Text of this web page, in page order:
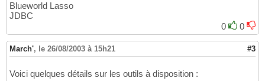
Blueworld Lasso
JDBC
0
0
March', le 26/08/2003 à 15h21 #3
Voici quelques détails sur les outils à disposition :